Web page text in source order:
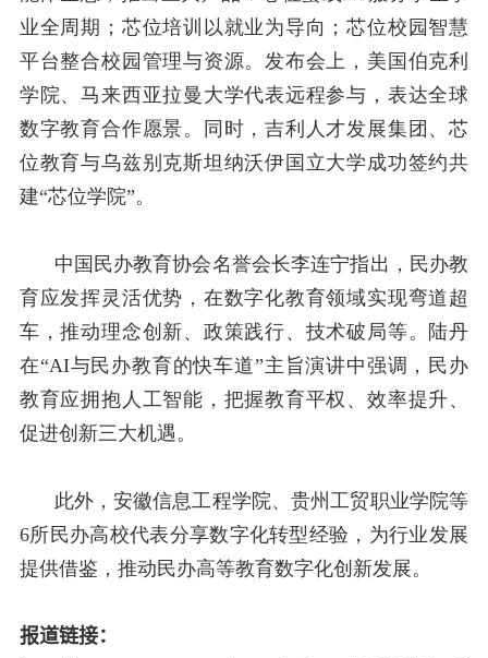
业全周期；芯位培训以就业为导向；芯位校园智慧
平台整合校园管理与资源。发布会上，美国伯克利
学院、马来西亚拉曼大学代表远程参与，表达全球
数字教育合作愿景。同时，吉利人才发展集团、芯
位教育与乌兹别克斯坦纳沃伊国立大学成功签约共
建“芯位学院”。
中国民办教育协会名誉会长李连宁指出，民办教
育应发挥灵活优势，在数字化教育领域实现弯道超
车，推动理念创新、政策践行、技术破局等。陆丹
在“AI与民办教育的快车道”主旨演讲中强调，民办
教育应拥抱人工智能，把握教育平权、效率提升、
促进创新三大机遇。
此外，安徽信息工程学院、贵州工贸职业学院等
6所民办高校代表分享数字化转型经验，为行业发展
提供借鉴，推动民办高等教育数字化创新发展。
报道链接：